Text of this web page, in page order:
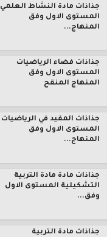
جذاذات مادة النشاط العلمي
المستوى الاول وفق
المنهاج...
جذاذات فضاء الرياضيات
المستوى الاول وفق
المنهاج المنقح
جذاذات المفيد في الرياضيات
المستوى الاول وفق
المنهاج...
جذاذات مادة مادة التربية
التشكيلية المستوى الاول
وفق...
جذاذات مادة التربية